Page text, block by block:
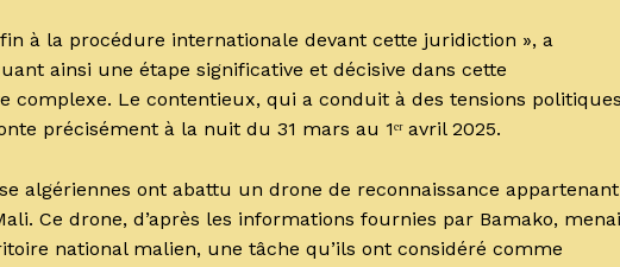
à la procédure internationale devant cette juridiction », a
ainsi une étape significative et décisive dans cette
Le contentieux, qui a conduit à des tensions politiques
précisément à la nuit du 31 mars au 1ᵉʳ avril 2025.
algériennes ont abattu un drone de reconnaissance appartenant
Ce drone, d’après les informations fournies par Bamako,
national malien, une tâche qu’ils ont considéré comme